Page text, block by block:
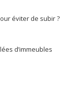
éviter de subir ?
d’immeubles